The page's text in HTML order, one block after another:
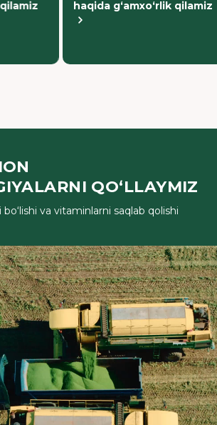
haqida g‘amxo‘rlik qilamiz
QO‘LLAYMIZ
va vitaminlarni saqlab qolishi